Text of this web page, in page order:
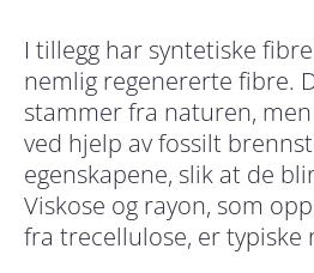
I tillegg har syntetiske
nemlig regenererte fibre.
stammer fra naturen,
ved hjelp av fossilt
egenskapene, slik at de
Viskose og rayon, som
fra trecellulose, er typiske